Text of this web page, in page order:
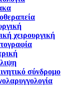
χειρουργική
σύνδρομο